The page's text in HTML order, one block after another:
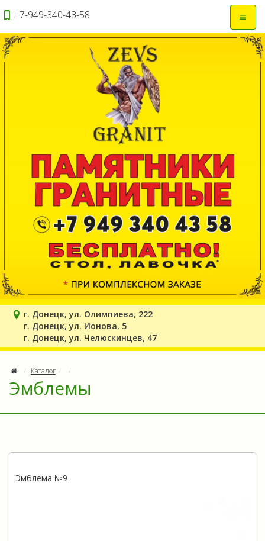
+7-949-340-43-58
г. Донецк, ул. Олимпиева, 222
г. Донецк, ул. Ионова, 5
г. Донецк, ул. Челюскинцев, 47
Каталог
Эмблемы
Эмблема №9